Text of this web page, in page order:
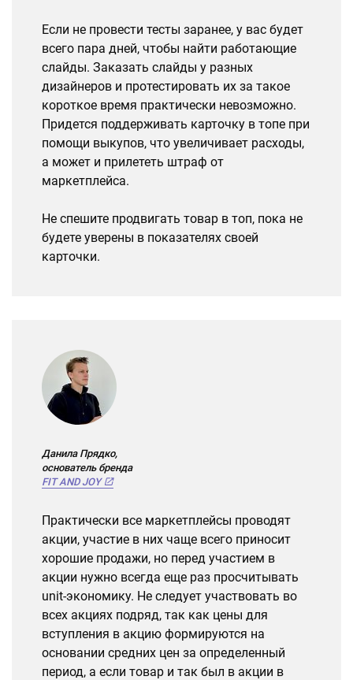
Если не провести тесты заранее, у вас будет
всего пара дней, чтобы найти работающие
слайды. Заказать слайды у разных
дизайнеров и протестировать их за такое
короткое время практически невозможно.
Придется поддерживать карточку в топе при
помощи выкупов, что увеличивает расходы,
а может и прилететь штраф от
маркетплейса.
Не спешите продвигать товар в топ, пока не
будете уверены в показателях своей
карточки.
Данила Прядко,
основатель бренда
FIT AND JOY
Практически все маркетплейсы проводят
акции, участие в них чаще всего приносит
хорошие продажи, но перед участием в
акции нужно всегда еще раз просчитывать
unit-экономику. Не следует участвовать во
всех акциях подряд, так как цены для
вступления в акцию формируются на
основании средних цен за определенный
период, а если товар и так был в акции в